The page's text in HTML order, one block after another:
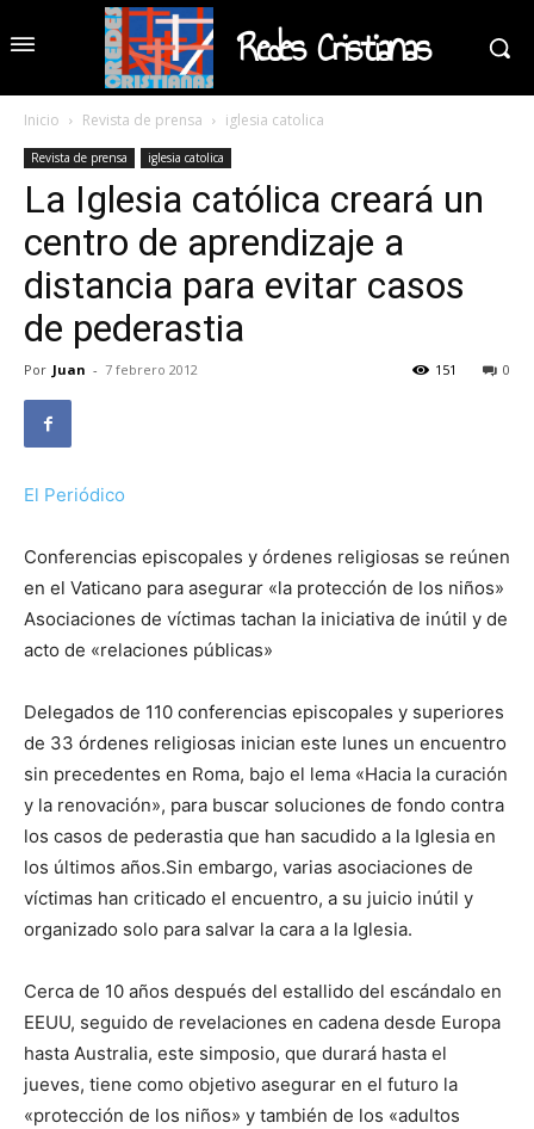
Redes Cristianas
Inicio Revista de prensa iglesia catolica
Revista de prensa iglesia catolica
La Iglesia católica creará un
centro de aprendizaje a
distancia para evitar casos
de pederastia
Por Juan - 7 febrero 2012 0
151
El Periódico
Conferencias episcopales y órdenes religiosas se reúnen
en el Vaticano para asegurar «la protección de los niños»
Asociaciones de víctimas tachan la iniciativa de inútil y de
acto de «relaciones públicas»
Delegados de 110 conferencias episcopales y superiores
de 33 órdenes religiosas inician este lunes un encuentro
sin precedentes en Roma, bajo el lema «Hacia la curación
y la renovación», para buscar soluciones de fondo contra
los casos de pederastia que han sacudido a la Iglesia en
los últimos años.Sin embargo, varias asociaciones de
víctimas han criticado el encuentro, a su juicio inútil y
organizado solo para salvar la cara a la Iglesia.
Cerca de 10 años después del estallido del escándalo en
EEUU, seguido de revelaciones en cadena desde Europa
hasta Australia, este simposio, que durará hasta el
jueves, tiene como objetivo asegurar en el futuro la
«protección de los niños» y también de los «adultos